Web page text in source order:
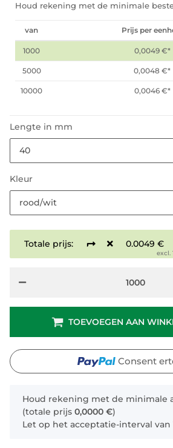
Houd rekening met de minimale
van Prijs per
1000 0,0049 €*
5000 0,0048 €*
10000 0,0046 €*
Lengte in mm
40
Kleur
rood/wit
Totale prijs: 0.0049 €
excl.
TOEVOEGEN AAN
Consent
x
Houd rekening met de minimale
(totale prijs 0,0000 €)
Let op het acceptatie-interval van